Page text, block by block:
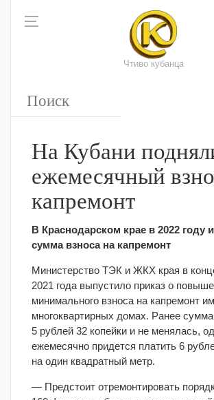
Чтиво кубанца
На Кубани
ежемесячный
капремонт
В Краснодарском крае в 2022 году
сумма взноса на капремонт
Министерство ТЭК и ЖКХ края в
2021 года выпустило приказ о
минимального взноса на капремонт
многоквартирных домах. Ранее
5 рублей 32 копейки и не менялась,
ежемесячно придется платить 6
на один квадратный метр.
— Предстоит отремонтировать